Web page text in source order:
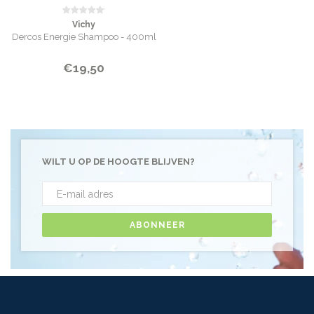
Vichy
Dercos Energie Shampoo - 400ml
€19,50
WILT U OP DE HOOGTE BLIJVEN?
ABONNEER